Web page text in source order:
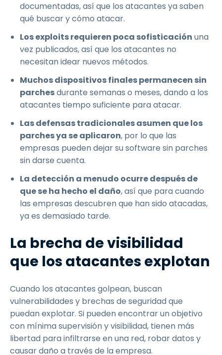
documentadas, así que los atacantes ya saben
qué buscar y cómo atacar.
Los exploits requieren poca sofisticación una
vez publicados, así que los atacantes no
necesitan idear nuevos métodos.
Muchos dispositivos finales permanecen sin
parchesdurante semanas o meses, dando a los
atacantes tiempo suficiente para atacar.
Las defensas tradicionales asumen que los
parches ya se aplicaron, por lo que las
empresas pueden dejar su software sin parches
sin darse cuenta.
La detección a menudo ocurre después de
que se ha hecho el daño, así que para cuando
las empresas descubren que han sido atacadas,
ya es demasiado tarde.
La brecha de visibilidad
que los atacantes explotan
Cuando los atacantes golpean, buscan
vulnerabilidades y brechas de seguridad que
puedan explotar. Si pueden encontrar un objetivo
con mínima supervisión y visibilidad, tienen más
libertad para infiltrarse en una red, robar datos y
causar daño a través de la empresa.